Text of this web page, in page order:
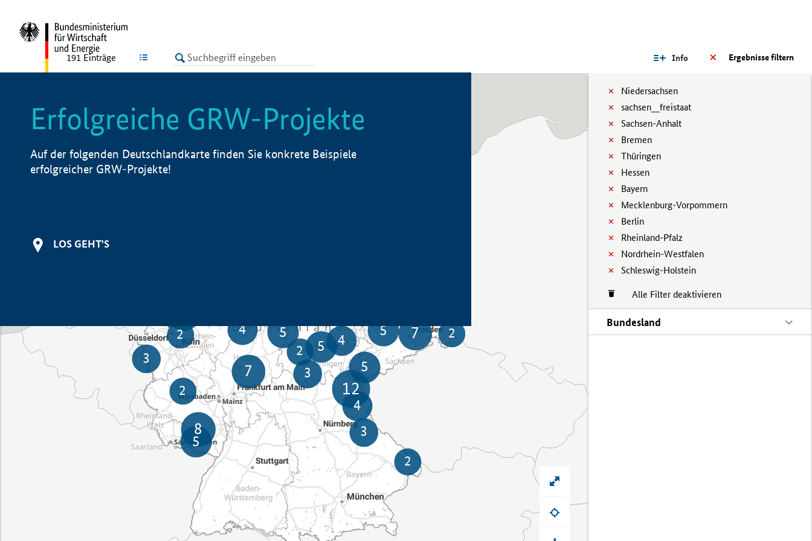
LISTE Ergebnisse filtern
Info
Niedersachsen
sachsen__freistaat
Sachsen-Anhalt
Bremen
Thüringen
Hessen
Bayern
Mecklenburg-Vorpommern
Berlin
Rheinland-Pfalz
Nordrhein-Westfalen
Schleswig-Holstein
Alle Filter deaktivieren
Bundesland
191 Einträge
Erfolgreiche GRW-Projekte
Auf der folgenden Deutschlandkarte finden Sie konkrete Beispiele
erfolgreicher GRW-Projekte!
LOS GEHT'S